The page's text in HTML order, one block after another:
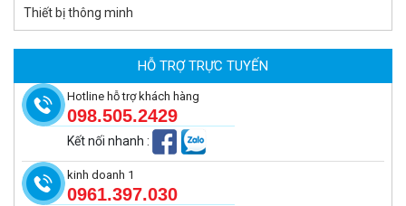
Thiết bị thông minh
HỖ TRỢ TRỰC TUYẾN
Hotline hỗ trợ khách hàng
098.505.2429
Kết nối nhanh :
kinh doanh 1
0961.397.030
Camera tích hợp đầu báo nhiệt 4MP Hikfire HF-VH 243
2.350.000 đ
MUA NGAY